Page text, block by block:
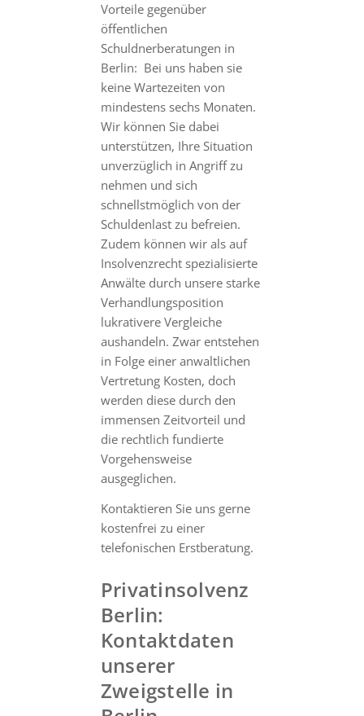
Vorteile gegenüber
öffentlichen
Schuldnerberatungen in
Berlin: Bei uns haben sie
keine Wartezeiten von
mindestens sechs Monaten.
Wir können Sie dabei
unterstützen, Ihre Situation
unverzüglich in Angriff zu
nehmen und sich
schnellstmöglich von der
Schuldenlast zu befreien.
Zudem können wir als auf
Insolvenzrecht spezialisierte
Anwälte durch unsere starke
Verhandlungsposition
lukrativere Vergleiche
aushandeln. Zwar entstehen
in Folge einer anwaltlichen
Vertretung Kosten, doch
werden diese durch den
immensen Zeitvorteil und
die rechtlich fundierte
Vorgehensweise
ausgeglichen.
Kontaktieren Sie uns gerne
kostenfrei zu einer
telefonischen Erstberatung.
Privatinsolvenz
Berlin:
Kontaktdaten
unserer
Zweigstelle in